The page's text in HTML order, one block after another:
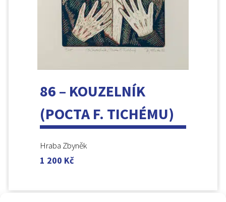
86 – KOUZELNÍK
(POCTA F. TICHÉMU)
Hraba Zbyněk
1 200 Kč